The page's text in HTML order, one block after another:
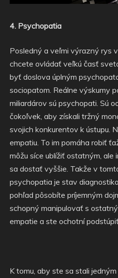
4. Psychopatia
Posledný a veľmi výrazný rys
chcete ovládať veľkú časť
byť doslova úplným
sociopatom. Reálne výskumy
miliardárov sú psychopati. Sú
čokoľvek, aby získali tržný
svojich konkurentov k ústupu.
empatiu. To im pomáha robiť
môžu síce ublížiť ostatným, ale
sa dostať vyššie. Takže v
psychopatia je stav
pohľad pôsobíte príjemným
schopný manipulovať s
empatie a ste ochotní
K tomu, aby ste sa stali